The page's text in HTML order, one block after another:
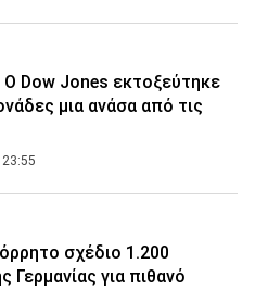
Dow Jones εκτοξεύτηκε
μια ανάσα από τις
23:55
σχέδιο 1.200
Γερμανίας για πιθανό